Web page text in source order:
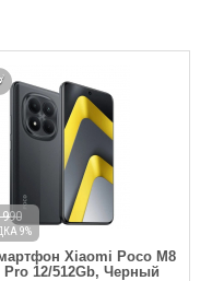
Xiaomi Poco M8
Pro 12/512Gb, Черный
9%